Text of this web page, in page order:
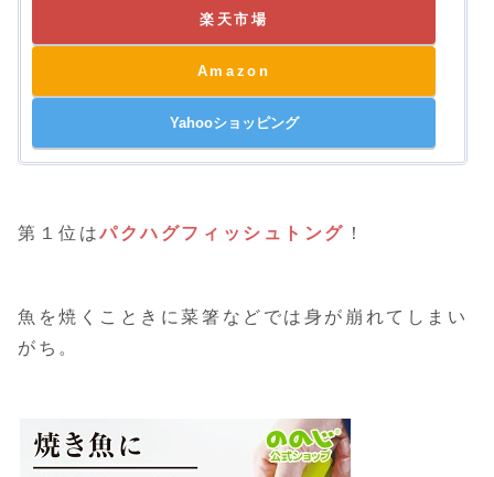
楽天市場
Amazon
Yahooショッピング
第１位はパクハグフィッシュトング ！
魚を焼くこときに菜箸などでは身が崩れてしまい
がち。